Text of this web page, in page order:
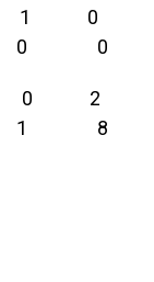
1
0
4 0
8